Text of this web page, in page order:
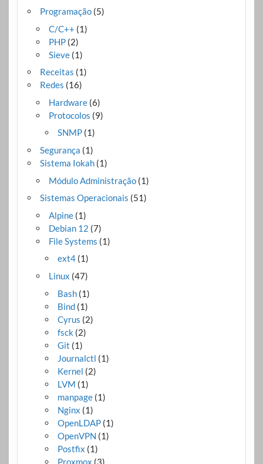
Programação(5)
C/C++ (1)
PHP(2)
Sieve(1)
Receitas (1)
Redes (16)
Hardware(6)
Protocolos (9)
SNMP (1)
Segurança (1)
Sistema Iokah(1)
Módulo Administração(1)
Sistemas Operacionais (51)
Alpine(1)
Debian 12 (7)
File Systems (1)
ext4 (1)
Linux (47)
Bash (1)
Bind (1)
Cyrus (2)
fsck (2)
Git (1)
Journalctl (1)
Kernel (2)
LVM (1)
manpage (1)
Nginx (1)
OpenLDAP (1)
OpenVPN (1)
Postfix (1)
Proxmox (3)